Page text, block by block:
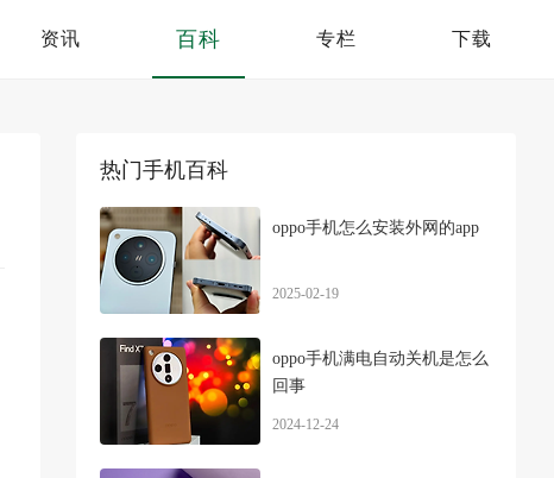
资讯 百科 专栏 下载
热门手机百科
oppo手机怎么安装外网的app
2025-02-19
oppo手机满电自动关机是怎么
回事
2024-12-24